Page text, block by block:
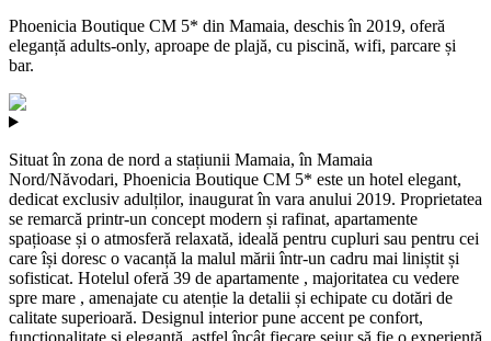
Phoenicia Boutique CM 5* din Mamaia, deschis în 2019, oferă
eleganță adults-only, aproape de plajă, cu piscină, wifi, parcare și
bar.
Situat în zona de nord a stațiunii Mamaia, în Mamaia
Nord/Năvodari, Phoenicia Boutique CM 5* este un hotel elegant,
dedicat exclusiv adulților, inaugurat în vara anului 2019. Proprietatea
se remarcă printr-un concept modern și rafinat, apartamente
spațioase și o atmosferă relaxată, ideală pentru cupluri sau pentru cei
care își doresc o vacanță la malul mării într-un cadru mai liniștit și
sofisticat. Hotelul oferă 39 de apartamente , majoritatea cu vedere
spre mare , amenajate cu atenție la detalii și echipate cu dotări de
calitate superioară. Designul interior pune accent pe confort,
funcționalitate și eleganță, astfel încât fiecare sejur să fie o experiență